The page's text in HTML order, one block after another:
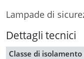
Lampade di
Dettagli tecnici
Classe di